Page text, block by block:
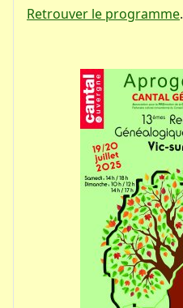
Retrouver le programme.